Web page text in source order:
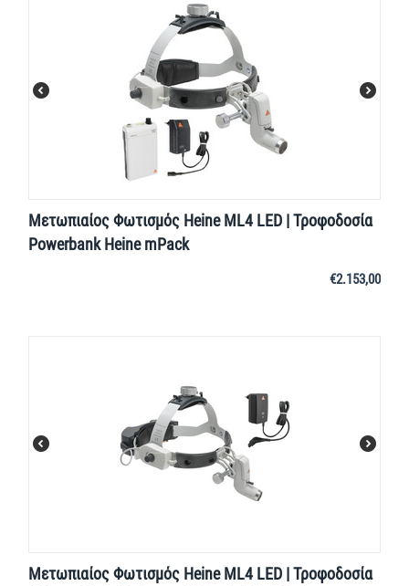
Μετωπιαίος Φωτισμός Heine ML4 LED | Τροφοδοσία
Powerbank Heine mPack
€2.153,00
Μετωπιαίος Φωτισμός Heine ML4 LED | Τροφοδοσία